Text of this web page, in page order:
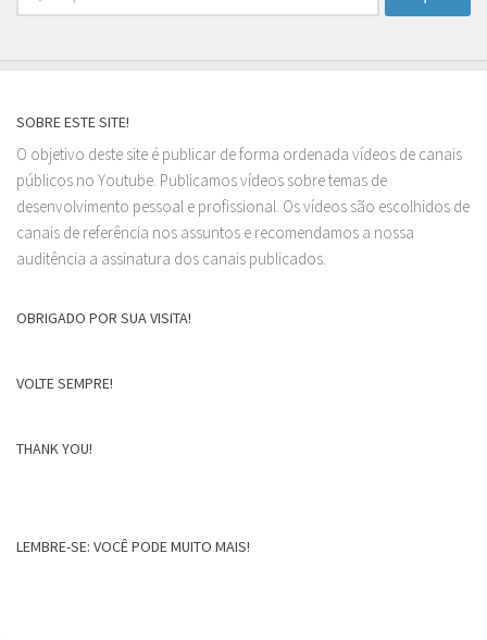
por:
SOBRE ESTE SITE!
O objetivo deste site é publicar de forma ordenada vídeos de canais
públicos no Youtube. Publicamos vídeos sobre temas de
desenvolvimento pessoal e profissional. Os vídeos são escolhidos de
canais de referência nos assuntos e recomendamos a nossa
auditência a assinatura dos canais publicados.
OBRIGADO POR SUA VISITA!
VOLTE SEMPRE!
THANK YOU!
LEMBRE-SE: VOCÊ PODE MUITO MAIS!